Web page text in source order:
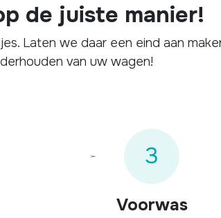
de juiste manier!
Laten we daar een eind aan
van uw wagen!
3
Voorwas